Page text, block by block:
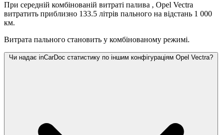
При середній комбінованій витраті палива , Opel Vectra
витратить приблизно 133.5 літрів пального на відстань 1 000
км.
Витрата пального становить у комбінованому режимі.
Чи надає inCarDoc статистику по іншим конфігураціям Opel Vectra?